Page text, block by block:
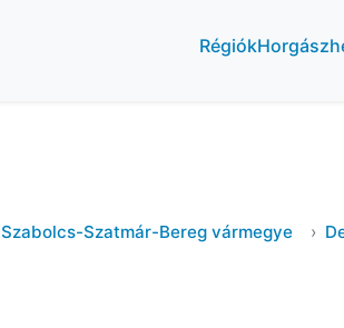
Régiók
Szabolcs-Szatmár-Bereg vármegye